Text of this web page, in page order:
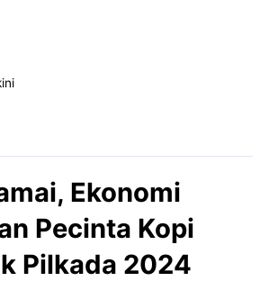
Ekonomi
Pecinta Kopi
Pilkada 2024